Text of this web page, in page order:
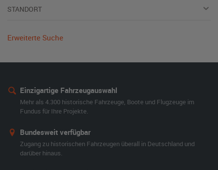
STANDORT
Erweiterte Suche
Einzigartige Fahrzeugauswahl
Mehr als 4.300 historische Fahrzeuge, Boote und Flugzeuge im
Fundus für Ihre Projekte.
Bundesweit verfügbar
Zugang zu historischen Fahrzeugen überall in Deutschland und
darüber hinaus.